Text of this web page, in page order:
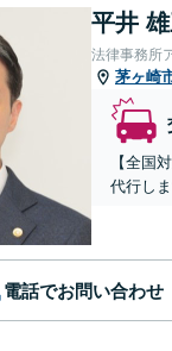
平井
法律事務所
茅ヶ崎
【全国
代行し
電話でお問い合わせ